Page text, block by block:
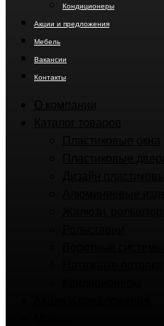
Кондиционеры
Акции и предложения
Мебель
Вакансии
Контакты